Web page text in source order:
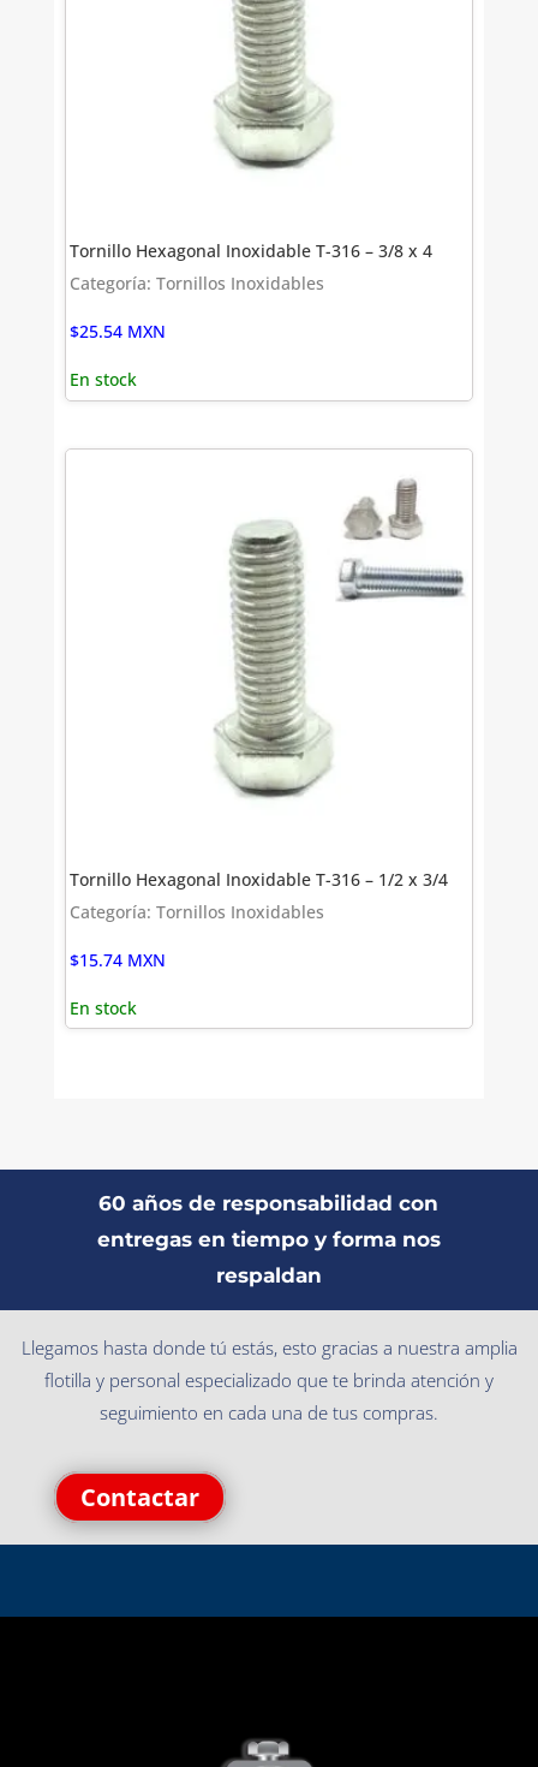
Tornillo Hexagonal Inoxidable T-316 – 3/8 x 4
Categoría: Tornillos Inoxidables
$25.54 MXN
En stock
Tornillo Hexagonal Inoxidable T-316 – 1/2 x 3/4
Categoría: Tornillos Inoxidables
$15.74 MXN
En stock
60 años de responsabilidad con
entregas en tiempo y forma nos
respaldan
Llegamos hasta donde tú estás, esto gracias a nuestra amplia
flotilla y personal especializado que te brinda atención y
seguimiento en cada una de tus compras.
Contactar